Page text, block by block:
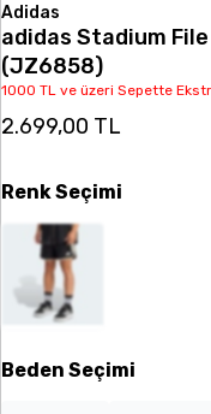
Adidas
adidas Stadium
(JZ6858)
1000 TL ve üzeri Sepette
2.699,00 TL
Beden Seçimi
RenkSeçimi